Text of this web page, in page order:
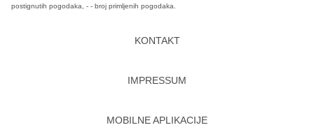
postignutih pogodaka, - - broj primljenih pogodaka.
KONTAKT
IMPRESSUM
MOBILNE APLIKACIJE